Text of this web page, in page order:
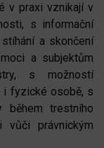
v praxi vznikají v
s informační
a skončení
a subjektům
s možností
i fyzické osobě, s
během trestního
vůči právnickým